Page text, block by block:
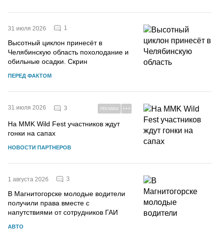
31 июля 2026 1
Высотный циклон принесёт в
Челябинскую область похолодание и
обильные осадки. Скрин
ПЕРЕД ФАКТОМ
31 июля 2026 3 РЕКЛАМА
На MMK Wild Fest участников ждут
гонки на сапах
НОВОСТИ ПАРТНЕРОВ
1 августа 2026 3
В Магнитогорске молодые водители
получили права вместе с
напутствиями от сотрудников ГАИ
АВТО